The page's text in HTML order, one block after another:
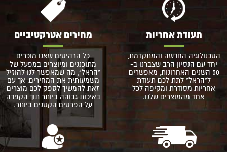
תעודת אחריות
הטכנולוגיה החדשה והמתקדמת,
יחד עם הנסיון הרב שצברנו ב-
50 השנים האחרונות, מאפשרים
ל"הראל" לתת לכם תעודת
אחריות מסודרת ומקיפה לכל
אחד מהמוצרים שלנו.
מחירים אטרקטיביים
כל הרהיטים שאנו מוכרים
מתוכננים ומיוצרים במפעל של
"הראל", מה שמאפשר לנו להוזיל
משמעותית את המחירים, אך עם
זאת להמשיך לספק לכם מוצרים
באיכות גבוהה ביותר תוך הקפדה
על הפרטים הקטנים ביותר.